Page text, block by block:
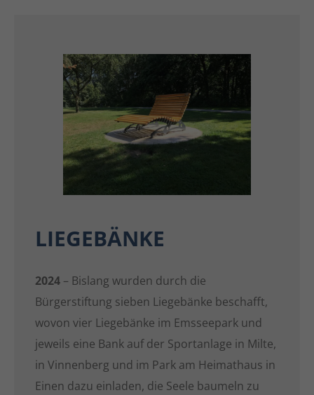
LIEGEBÄNKE
2024 – Bislang wurden durch die
Bürgerstiftung sieben Liegebänke beschafft,
wovon vier Liegebänke im Emsseepark und
jeweils eine Bank auf der Sportanlage in Milte,
in Vinnenberg und im Park am Heimathaus in
Einen dazu einladen, die Seele baumeln zu